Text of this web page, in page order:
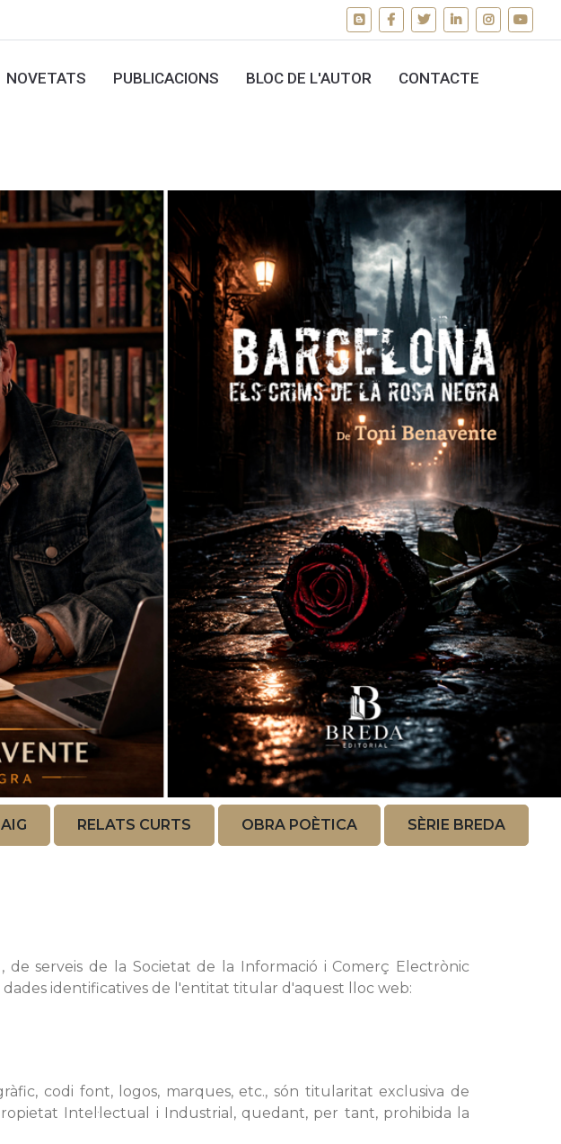
NOVETATS PUBLICACIONS BLOC DE L'AUTOR CONTACTE
RELATS CURTS OBRA POÈTICA SÈRIE BREDA
serveis de la Societat de la Informació i Comerç Electrònic
dades identificatives de l'entitat titular d'aquest lloc web:
codi font, logos, marques, etc., són titularitat exclusiva de
Intel·lectual i Industrial, quedant, per tant, prohibida la